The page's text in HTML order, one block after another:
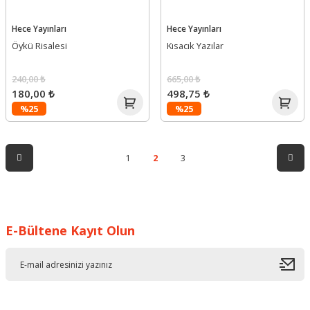
Hece Yayınları
Öykü Risalesi
%25
240,00 ₺
180,00 ₺
Hece Yayınları
Kısacık Yazılar
%25
665,00 ₺
498,75 ₺
1 2 3
E-Bültene Kayıt Olun